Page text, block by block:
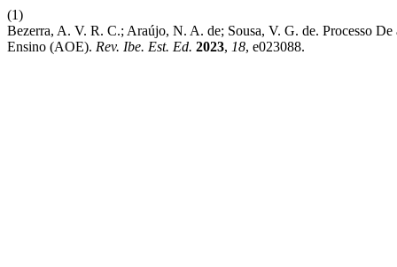
(1)
Bezerra, A. V. R. C.; Araújo, N. A. de; Sousa, V. G. de. Processo
Ensino (AOE). Rev. Ibe. Est. Ed. 2023, 18, e023088.